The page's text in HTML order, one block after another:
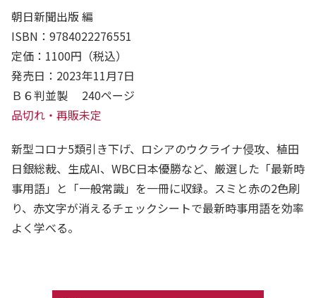
朝日新聞出版 編
ISBN：9784022276551
定価：1100円（税込）
発売日：2023年11月7日
Ｂ６判並製 240ページ
品切れ・再販未定
新型コロナ5類引き下げ、ロシアのウクライナ侵攻、植田
日銀総裁、生成AI、WBC日本優勝など、厳選した「最新時
事用語」と「一般常識」を一冊に収録。スミと赤の2色刷
り、赤文字が消えるチェックシートで最新時事用語を効率
よく学べる。